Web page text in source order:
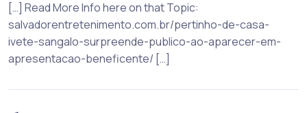
[…] Read More Info here on that Topic:
salvadorentretenimento.com.br/pertinho-de-casa-
ivete-sangalo-surpreende-publico-ao-aparecer-em-
apresentacao-beneficente/ […]